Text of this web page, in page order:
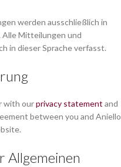
werden ausschließlich in
Mitteilungen und
in dieser Sprache verfasst.
with ourprivacy statement and
between you and Aniello
Allgemeinen